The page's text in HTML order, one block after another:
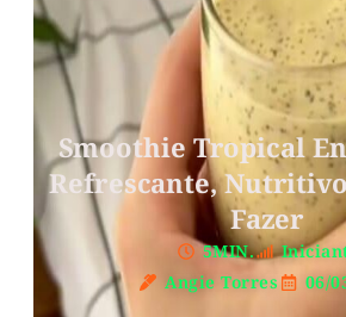
Smoothie Tropical
Refrescante,
Fazer
5MIN.
Angie Torres
06/